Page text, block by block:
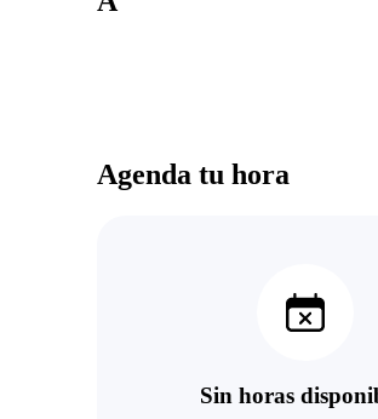
Agenda tu hora
Sin horas